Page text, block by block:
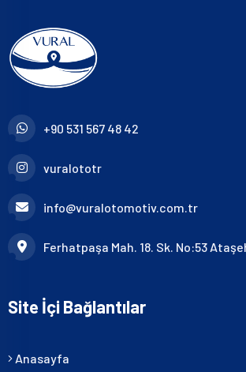
+90 531 567 48 42
vuralototr
info@vuralotomotiv.com.tr
Ferhatpaşa Mah. 18. Sk. No:53
Site İçi Bağlantılar
Anasayfa